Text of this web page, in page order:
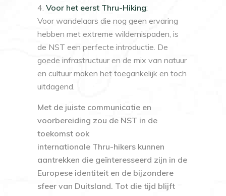
Voor het eerst Thru-Hiking:
Voor wandelaars die nog geen ervaring
hebben met extreme wildernispaden, is
de NST een perfecte introductie. De
goede infrastructuur en de mix van natuur
en cultuur maken het toegankelijk en toch
uitdagend.
Met de juiste communicatie en
voorbereiding zou de NST in de
toekomst ook
internationale Thru-hikers kunnen
aantrekken die geïnteresseerd zijn in de
Europese identiteit en de bijzondere
sfeer van Duitsland. Tot die tijd blijft